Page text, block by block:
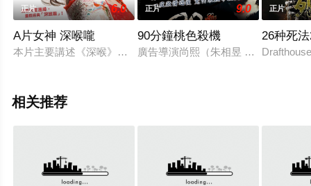
正片 6.0
A片女神 深喉嚨
本片主要講述《深喉》女主角Linda Lovelace在拍攝《深喉》前
正片 9.0
90分鐘桃色殺機
廣告導演尚熙（朱相昱 飾）才華洋
正片
26种死
相关推荐